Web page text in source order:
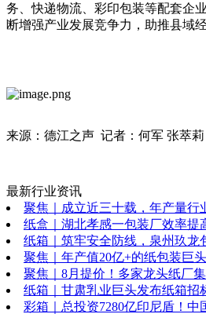
务、快递物流、彩印包装等配套企
断增强产业发展竞争力，助推县域
来源：德江之声 记者：何军 张萃莉
最新行业资讯
聚焦｜成立近三十载，年产量
纸盒｜湖北孝感一包装厂效率提
纸箱｜筑牢安全防线，泉州玖龙
聚焦｜年产值20亿+的纸包装巨
聚焦｜8月提价！多家龙头纸厂集
纸箱｜甘肃乳业巨头发布纸箱招
彩箱｜总投资7280亿印尼盾！中